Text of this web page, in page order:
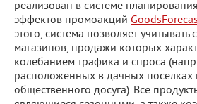
реализован в системе
эффектов промоакций
этого, система позволяет учитывать
магазинов, продажи которых
колебанием трафика и спроса
расположенных в дачных поселках
общественного досуга). Все